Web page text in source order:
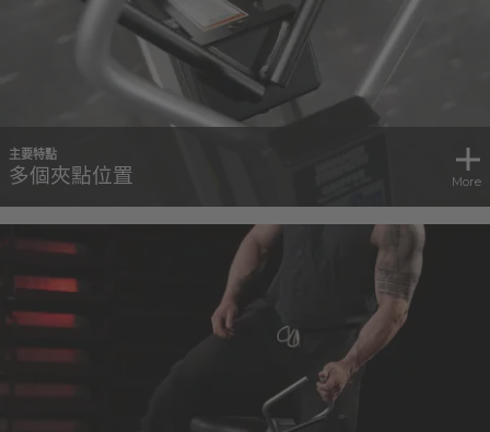
主要特點
多個夾點位置 More